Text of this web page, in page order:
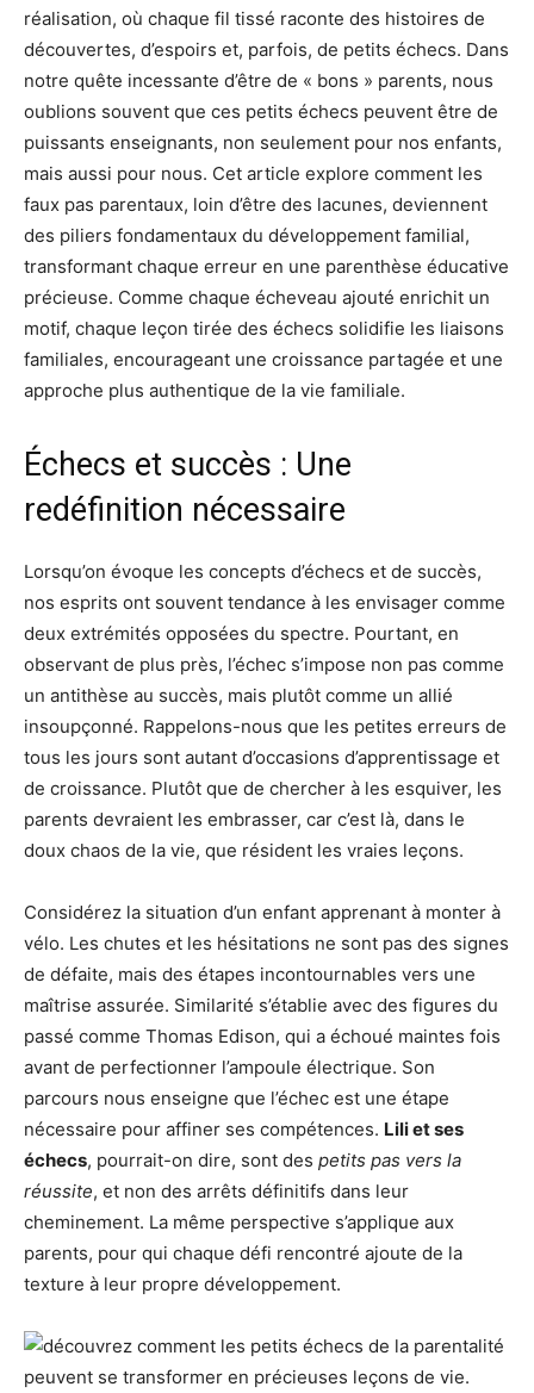
réalisation, où chaque fil tissé raconte des histoires de
découvertes, d’espoirs et, parfois, de petits échecs. Dans
notre quête incessante d’être de « bons » parents, nous
oublions souvent que ces petits échecs peuvent être de
puissants enseignants, non seulement pour nos enfants,
mais aussi pour nous. Cet article explore comment les
faux pas parentaux, loin d’être des lacunes, deviennent
des piliers fondamentaux du développement familial,
transformant chaque erreur en une parenthèse éducative
précieuse. Comme chaque écheveau ajouté enrichit un
motif, chaque leçon tirée des échecs solidifie les liaisons
familiales, encourageant une croissance partagée et une
approche plus authentique de la vie familiale.
Échecs et succès : Une
redéfinition nécessaire
Lorsqu’on évoque les concepts d’échecs et de succès,
nos esprits ont souvent tendance à les envisager comme
deux extrémités opposées du spectre. Pourtant, en
observant de plus près, l’échec s’impose non pas comme
un antithèse au succès, mais plutôt comme un allié
insoupçonné. Rappelons-nous que les petites erreurs de
tous les jours sont autant d’occasions d’apprentissage et
de croissance. Plutôt que de chercher à les esquiver, les
parents devraient les embrasser, car c’est là, dans le
doux chaos de la vie, que résident les vraies leçons.
Considérez la situation d’un enfant apprenant à monter à
vélo. Les chutes et les hésitations ne sont pas des signes
de défaite, mais des étapes incontournables vers une
maîtrise assurée. Similarité s’établie avec des figures du
passé comme Thomas Edison, qui a échoué maintes fois
avant de perfectionner l’ampoule électrique. Son
parcours nous enseigne que l’échec est une étape
nécessaire pour affiner ses compétences. Lili et ses
échecs, pourrait-on dire, sont des petits pas vers la
réussite, et non des arrêts définitifs dans leur
cheminement. La même perspective s’applique aux
parents, pour qui chaque défi rencontré ajoute de la
texture à leur propre développement.